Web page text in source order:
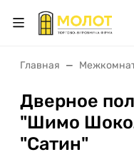
Главная
Дверное
"Шимо
"Сатин"